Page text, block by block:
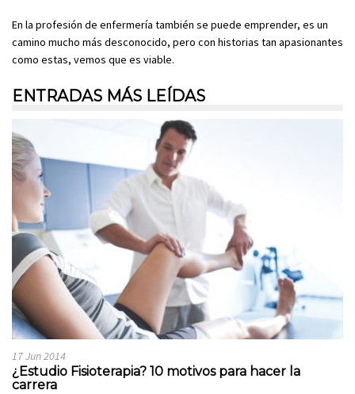
En la profesión de enfermería también se puede emprender, es un
camino mucho más desconocido, pero con historias tan apasionantes
como estas, vemos que es viable.
ENTRADAS MÁS LEÍDAS
17 Jun 2014
¿Estudio Fisioterapia? 10 motivos para hacer la
carrera